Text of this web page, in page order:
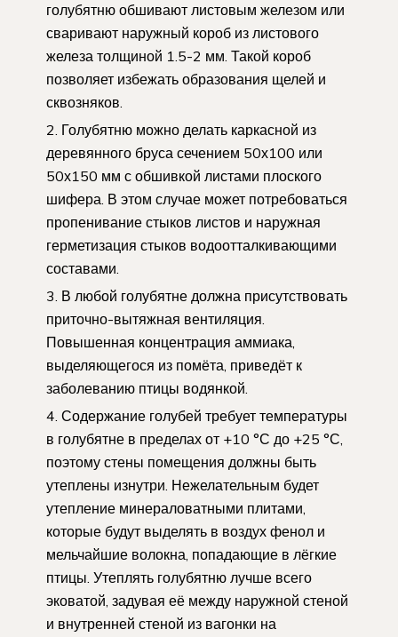
голубятню обшивают листовым железом или
сваривают наружный короб из листового
железа толщиной 1.5-2 мм. Такой короб
позволяет избежать образования щелей и
сквозняков.
Голубятню можно делать каркасной из
деревянного бруса сечением 50х100 или
50х150 мм с обшивкой листами плоского
шифера. В этом случае может потребоваться
пропенивание стыков листов и наружная
герметизация стыков водоотталкивающими
составами.
В любой голубятне должна присутствовать
приточно-вытяжная вентиляция.
Повышенная концентрация аммиака,
выделяющегося из помёта, приведёт к
заболеванию птицы водянкой.
Содержание голубей требует температуры
в голубятне в пределах от +10 °С до +25 °С,
поэтому стены помещения должны быть
утеплены изнутри. Нежелательным будет
утепление минераловатными плитами,
которые будут выделять в воздух фенол и
мельчайшие волокна, попадающие в лёгкие
птицы. Утеплять голубятню лучше всего
эковатой, задувая её между наружной стеной
и внутренней стеной из вагонки на